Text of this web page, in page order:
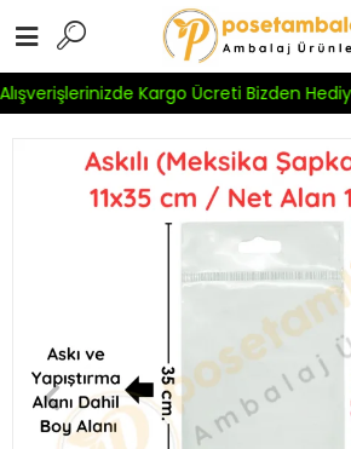
Kargo Ücreti Bizden Hediye